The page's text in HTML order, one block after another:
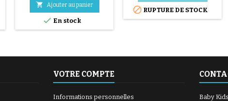
 Ajouter au panier
 En stock
 RUPTURE DE STOCK
VOTRE COMPTE
Informations personnelles
Baby Kids